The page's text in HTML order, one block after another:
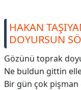
HAKAN
DOYURSUN
Gözünü toprak
Ne buldun gittin
Bir gün çok